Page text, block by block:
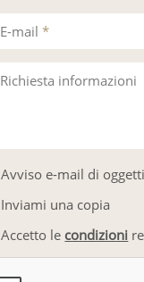
Richiesta informazioni
E-mail*
Avviso e-mail di
Inviami una copia
Accetto le condizioni